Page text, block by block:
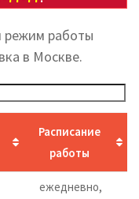
режим работы
в Москве.
Расписание
работы
ежедневно,